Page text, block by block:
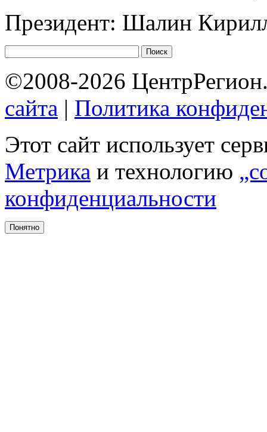
Президент: Шалин
©2008-2026
сайта | Политика
Этот сайт использует
Метрика и технологию
конфиденциальности
Понятно